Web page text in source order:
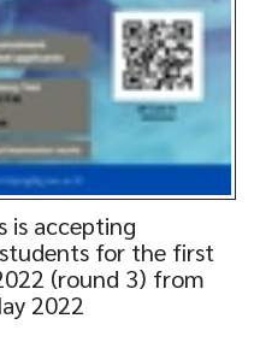
is accepting
for the first
(round 3) from
2022